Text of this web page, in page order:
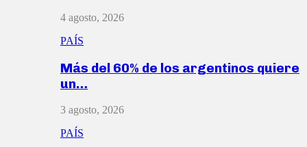
4 agosto, 2026
PAÍS
Más del 60% de los argentinos quiere
un…
3 agosto, 2026
PAÍS